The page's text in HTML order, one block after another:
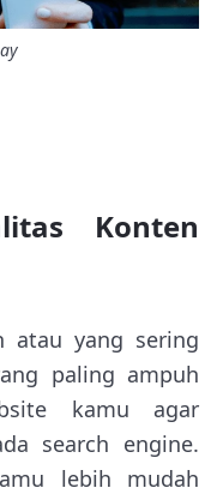
Konten
atau yang sering
paling ampuh
kamu agar
search engine.
lebih mudah